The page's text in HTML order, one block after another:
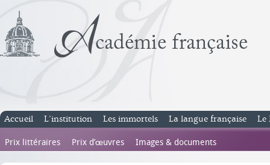
Accueil L’institution Les immortels La langue française Le
Prix littéraires Prix d’œuvres Images & documents